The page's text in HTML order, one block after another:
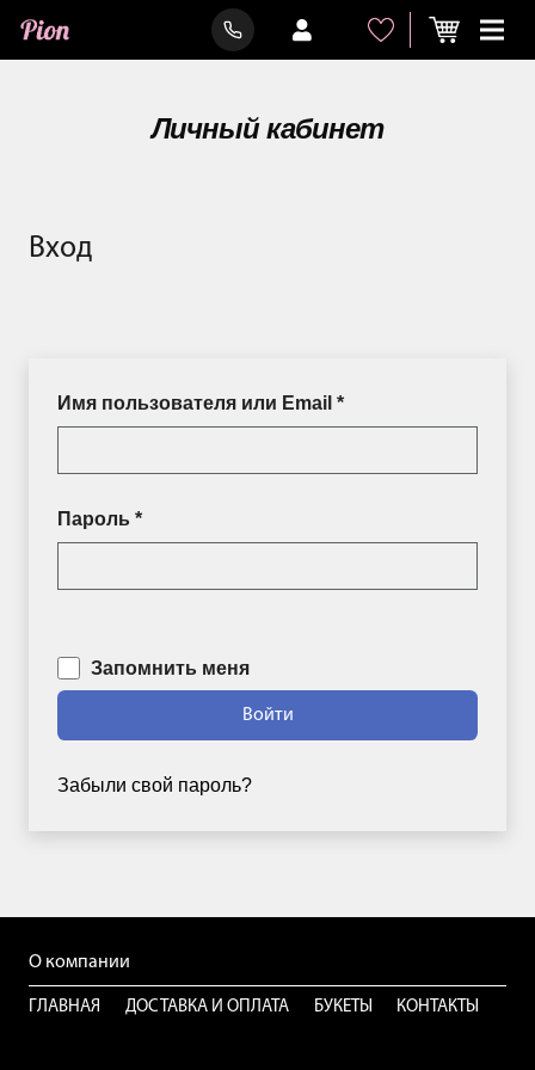
Личный кабинет
Вход
Имя пользователя или Email *Обязательно
Пароль *Обязательно
Запомнить меня
Войти
Забыли свой пароль?
О компании
ГЛАВНАЯ ДОСТАВКА И ОПЛАТА БУКЕТЫ КОНТАКТЫ
Мессенджер Макс